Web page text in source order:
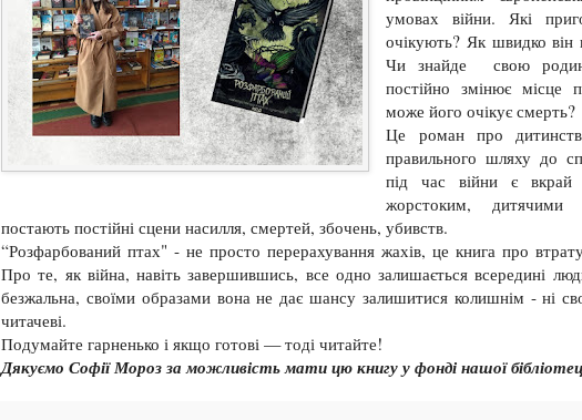
умовах війни. Які
очікують? Як швидко він
Чи знайде свою
постійно змінює місце
може його очікує смерть?
Це роман про
правильного шляху до
під час війни є
жорстоким, дитячими
постають постійні сцени насилля, смертей, збочень, убивств.
“Розфарбований птах" - не просто перерахування жахів, це книга про втрату
Про те, як війна, навіть завершившись, все одно залишається всередині
безжальна, своїми образами вона не дає шансу залишитися колишнім - ні
читачеві.
Подумайте гарненько і якщо готові — тоді читайте!
Дякуємо Софії Мороз за можливість мати цю книгу у фонді нашої